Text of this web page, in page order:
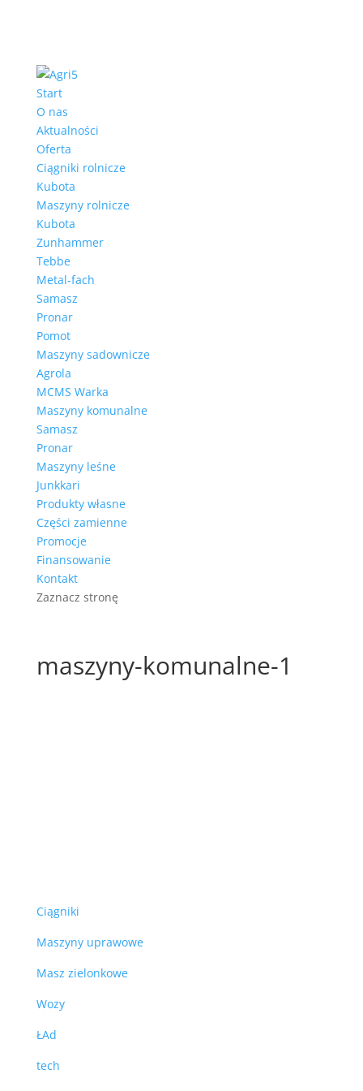
Start
O nas
Aktualności
Oferta
Ciągniki rolnicze
Kubota
Maszyny rolnicze
Kubota
Zunhammer
Tebbe
Metal-fach
Samasz
Pronar
Pomot
Maszyny sadownicze
Agrola
MCMS Warka
Maszyny komunalne
Samasz
Pronar
Maszyny leśne
Junkkari
Produkty własne
Części zamienne
Promocje
Finansowanie
Kontakt
Zaznacz stronę
maszyny-komunalne-1
Ciągniki
Maszyny uprawowe
Masz zielonkowe
Wozy
ŁAd
tech